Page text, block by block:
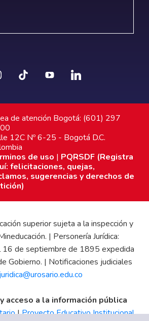
de atención Bogotá: (601) 297
12C Nº 6-25 - Bogotá D.C.
de uso | PQRSDF (Registra
felicitaciones, quejas,
sugerencias y derechos de
superior sujeta a la inspección y
| Personería Jurídica:
16 de septiembre de 1895 expedida
Gobierno. | Notificaciones judiciales
juridica@urosario.edu.co
acceso a la información pública
|Proyecto Educativo Institucional